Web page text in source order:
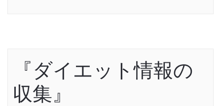
『ダイエット情報の
収集』